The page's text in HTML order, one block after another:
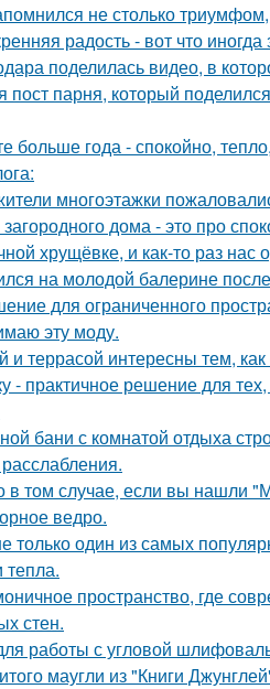
не столько
радость - вот что
поделилась видео, в
пост парня, который
больше года - спокойно,
многоэтажки
дома - это про
хрущёвке, и как-то раз нас
на молодой балерине
для ограниченного
эту моду.
и террасой интересны тем,
- практичное решение для
бани с комнатой отдыха
в том случае, если вы нашли
ведро.
только один из самых
тепла.
пространство, где
стен.
работы с угловой
маугли из "Книги